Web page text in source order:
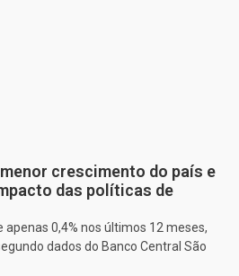
crescimento do país e
das políticas de
0,4% nos últimos 12 meses,
dados do Banco Central São